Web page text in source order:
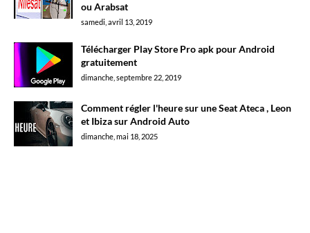
ou Arabsat
samedi, avril 13, 2019
Télécharger Play Store Pro apk pour Android
gratuitement
dimanche, septembre 22, 2019
Comment régler l'heure sur une Seat Ateca , Leon
et Ibiza sur Android Auto
dimanche, mai 18, 2025